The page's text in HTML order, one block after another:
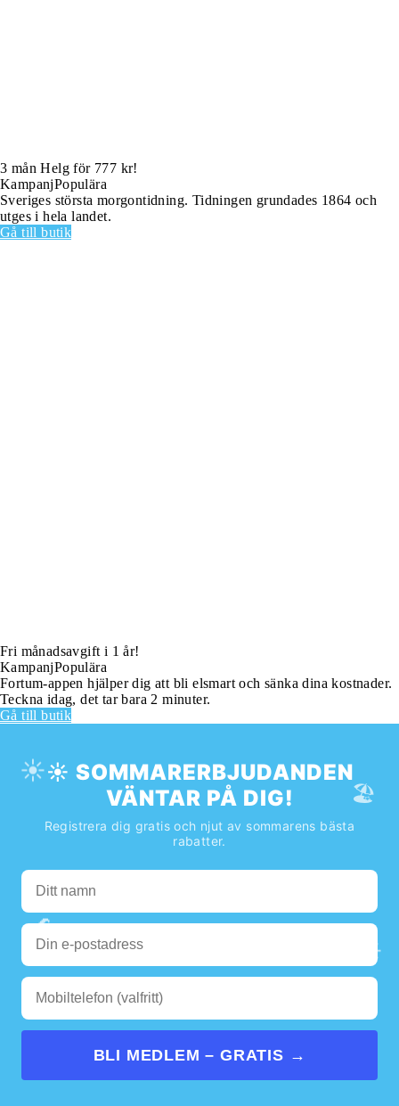
3 mån Helg för 777 kr!
KampanjPopulära
Sveriges största morgontidning. Tidningen grundades 1864 och
utges i hela landet.
Gå till butik
Fri månadsavgift i 1 år!
KampanjPopulära
Fortum-appen hjälper dig att bli elsmart och sänka dina kostnader.
Teckna idag, det tar bara 2 minuter.
Gå till butik
☀️
🏖️
🌊
☀️
☀️ SOMMARERBJUDANDEN
VÄNTAR PÅ DIG!
Registrera dig gratis och njut av sommarens bästa
rabatter.
BLI MEDLEM – GRATIS →